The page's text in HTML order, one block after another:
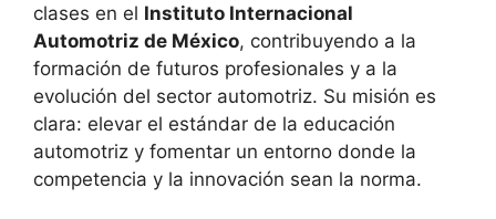
clases en el Instituto Internacional
Automotriz de México, contribuyendo a la
formación de futuros profesionales y a la
evolución del sector automotriz. Su misión es
clara: elevar el estándar de la educación
automotriz y fomentar un entorno donde la
competencia y la innovación sean la norma.